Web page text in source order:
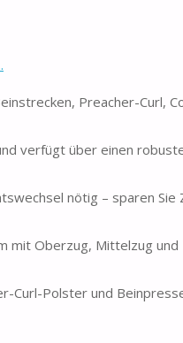
Preacher-Curl,
verfügt über einen
nötig – sparen Sie
mit Oberzug, Mittelzug
Curl-Polster und